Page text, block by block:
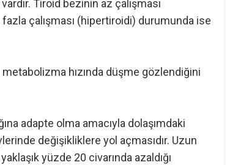
Tiroid bezinin az çalışması
çalışması (hipertiroidi) durumunda ise
metabolizma hızında düşme gözlendiğini
adapte olma amacıyla dolaşımdaki
değişikliklere yol açmasıdır. Uzun
yüzde 20 civarında azaldığı